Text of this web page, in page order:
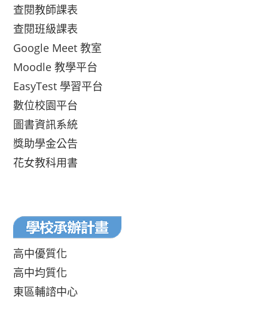
查閱教師課表
查閱班級課表
Google Meet 教室
Moodle 教學平台
EasyTest 學習平台
數位校園平台
圖書資訊系統
獎助學金公告
花女教科用書
高中優質化
高中均質化
東區輔諮中心